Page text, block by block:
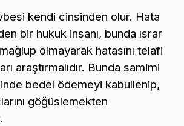
kendi cinsinden olur. Hata
bir hukuk insanı, bunda ısrar
olmayarak hatasını telafi
araştırmalıdır. Bunda samimi
bedel ödemeyi kabullenip,
göğüslemekten